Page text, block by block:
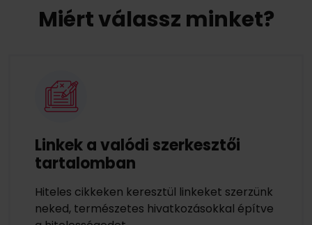
Miért válassz minket?
Linkek a valódi szerkesztői
tartalomban
Hiteles cikkeken keresztül linkeket szerzünk
neked, természetes hivatkozásokkal építve